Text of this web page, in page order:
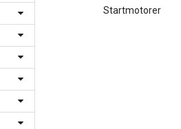
Startmotorer